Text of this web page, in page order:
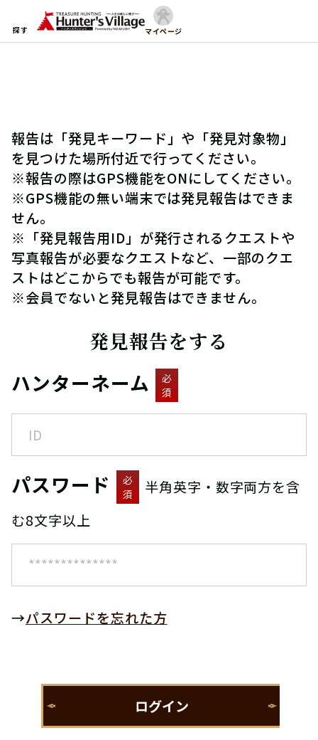
探す マイページ
報告は「発見キーワード」や「発見対象物」
を見つけた場所付近で行ってください。
※報告の際はGPS機能をONにしてください。
※GPS機能の無い端末では発見報告はできま
せん。
※「発見報告用ID」が発行されるクエストや
写真報告が必要なクエストなど、一部のクエ
ストはどこからでも報告が可能です。
※会員でないと発見報告はできません。
発見報告をする
ハンターネーム
必
須
パスワード
必
須
半角英字・数字両方を含
む8文字以上
→パスワードを忘れた方